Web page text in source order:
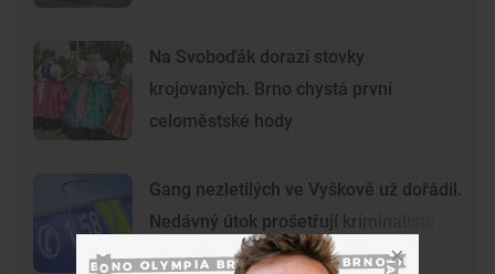
Na Svoboďák dorazí stovky
krojovaných. Brno chystá první
celoměstské hody
Gang nezletilých ve Vyškově už dořádil.
Nedávný útok prošetřují kriminalisté